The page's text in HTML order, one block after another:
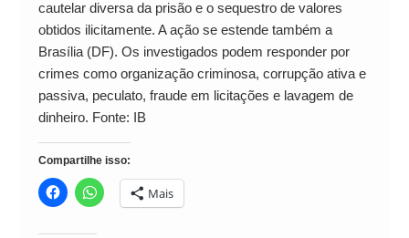
cautelar diversa da prisão e o sequestro de valores
obtidos ilicitamente. A ação se estende também a
Brasília (DF). Os investigados podem responder por
crimes como organização criminosa, corrupção ativa e
passiva, peculato, fraude em licitações e lavagem de
dinheiro. Fonte: IB
Compartilhe isso:
Mais